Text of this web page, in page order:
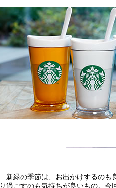
新緑の季節は、お出かけするのも
り過ごすのも気持ちが良いもの。